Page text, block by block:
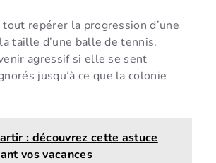
repérer la progression d’une
taille d’une balle de tennis.
agressif si elle se sent
jusqu’à ce que la colonie
: découvrez cette astuce
vos vacances